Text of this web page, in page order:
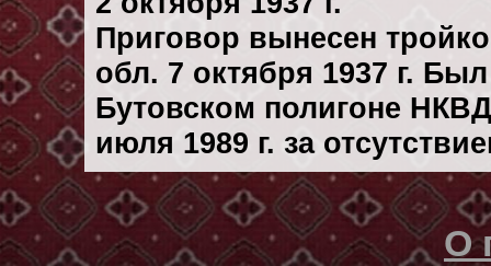
Приговор вынесен
обл. 7 октября 1937 г.
Бутовском полигоне
июля 1989 г. за
О